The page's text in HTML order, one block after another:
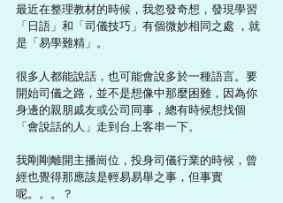
最近在整理教材的時候，我忽發奇想，發現學習
「日語」和「司儀技巧」有個微妙相同之處 ，就
是「易學難精」。
很多人都能說話，也可能會說多於一種語言。要
開始司儀之路，並不是想像中那麼困難，因為你
身邊的親朋戚友或公司同事，總有時候想找個
「會說話的人」走到台上客串一下。
我剛剛離開主播崗位，投身司儀行業的時候，曾
經也覺得那應該是輕易易舉之事，但事實
呢。。。？